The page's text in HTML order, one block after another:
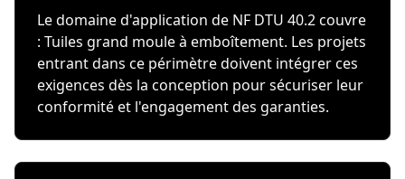
Le domaine d'application de NF DTU 40.2 couvre
: Tuiles grand moule à emboîtement. Les projets
entrant dans ce périmètre doivent intégrer ces
exigences dès la conception pour sécuriser leur
conformité et l'engagement des garanties.